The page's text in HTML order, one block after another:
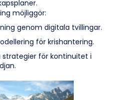
möjliggör:
genom digitala tvillingar.
för krishantering.
strategier för kontinuitet i